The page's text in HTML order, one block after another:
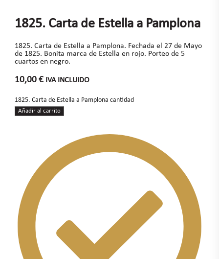
1825. Carta de Estella a Pamplona
1825. Carta de Estella a Pamplona. Fechada el 27 de Mayo
de 1825. Bonita marca de Estella en rojo. Porteo de 5
cuartos en negro.
10,00 € IVA INCLUIDO
1825. Carta de Estella a Pamplona cantidad
Añadir al carrito